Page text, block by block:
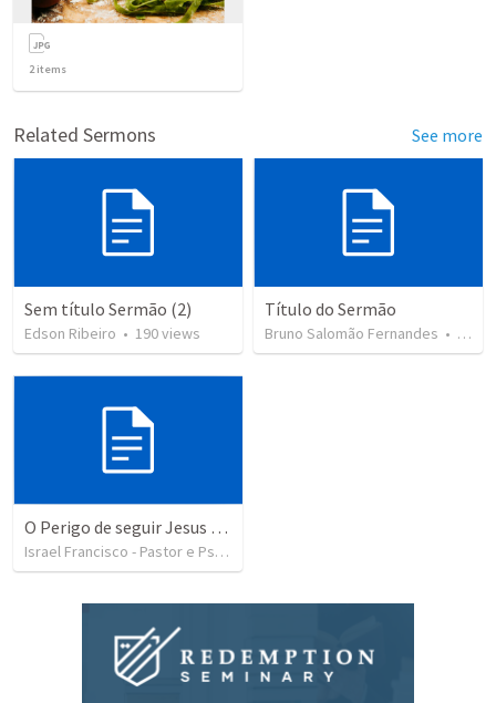
2items
Related Sermons See more
Sem título Sermão (2)
Edson Ribeiro • 190views
Título do Sermão
Bruno Salomão Fernandes • 82
O Perigo de seguir Jesus com uma visão distorcida
Israel Francisco - Pastor e Psicólogo